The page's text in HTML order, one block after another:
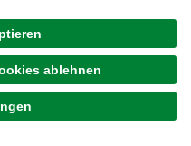
richtig?
und Hilfsmittel, um
das Produkt in
mit Wasser. Das